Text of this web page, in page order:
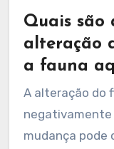
Quais são
alteração
a fauna
A alteração do
negativamente
mudança pode